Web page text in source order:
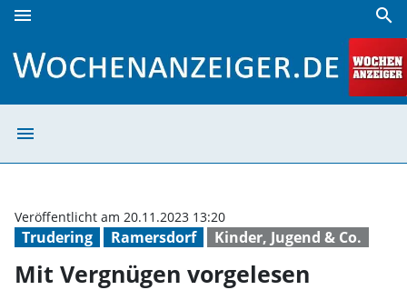
menu search
menu
Trudering Ramersdorf Kinder, Jugend & Co.
Veröffentlicht am 20.11.2023 13:20
Mit Vergnügen vorgelesen